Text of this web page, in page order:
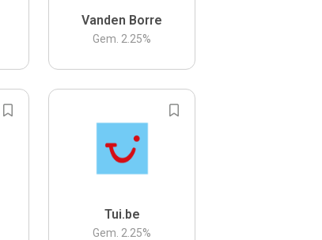
Vanden Borre
Gem. 2.25%
Tui.be
Gem. 2.25%